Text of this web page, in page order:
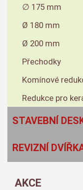
∅ 175 mm
Ø 180 mm
Ø 200 mm
Přechodky
Komínové
Redukce pro
STAVEBNÍ
REVIZNÍ
AKCE